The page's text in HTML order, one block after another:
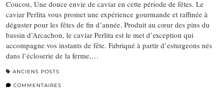
Coucou, Une douce envie de caviar en cette période de fêtes. Le
caviar Perlita vous promet une expérience gourmande et raffinée à
déguster pour les fêtes de fin d’année. Produit au cœur des pins du
bassin d’Arcachon, le caviar Perlita est le met d’exception qui
accompagne vos instants de fête. Fabriqué à partir d’esturgeons nés
dans l’écloserie de la ferme,…
ANCIENS POSTS
COMMENTAIRES